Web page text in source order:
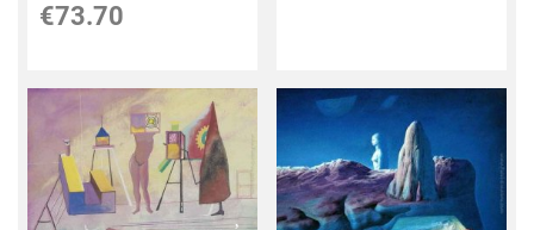
€73.70